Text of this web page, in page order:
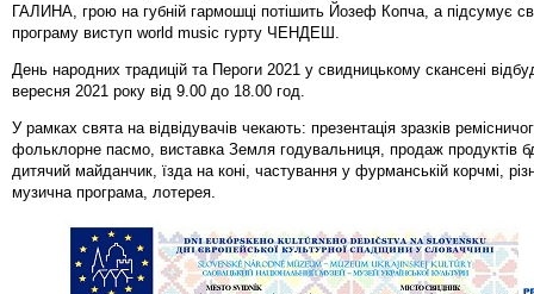
ГАЛИНА, грою на губній гармошці потішить Йозеф Копча, а підсумує
програму виступ world music гурту ЧЕНДЕШ.
День народних традицій та Пероги 2021 у свидницькому скансені
вересня 2021 року від 9.00 до 18.00 год.
У рамках свята на відвідувачів чекають: презентація зразків
фольклорне пасмо, виставка Земля годувальниця, продаж продуктів
дитячий майданчик, їзда на коні, частування у фурманській корчмі,
музична програма, лотерея.